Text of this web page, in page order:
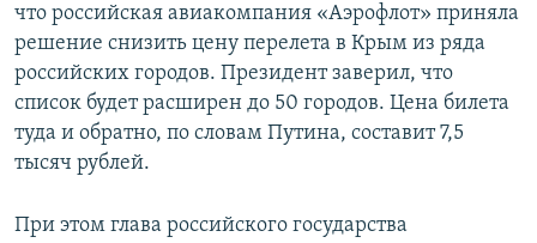
что российская авиакомпания «Аэрофлот» приняла
решение снизить цену перелета в Крым из ряда
российских городов. Президент заверил, что
список будет расширен до 50 городов. Цена билета
туда и обратно, по словам Путина, составит 7,5
тысяч рублей.
При этом глава российского государства